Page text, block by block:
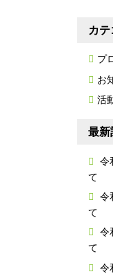
カ
プ
お
活
最新
令
て
令
て
令
て
令